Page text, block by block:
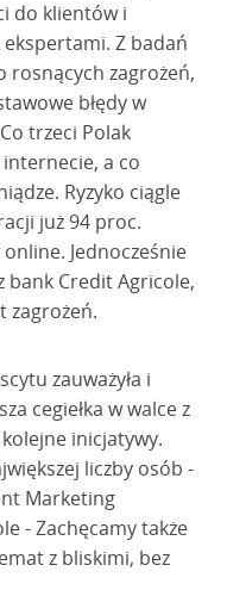
do klientów i
Z badań
rosnących zagrożeń,
błędy w
trzeci Polak
a co
Ryzyko ciągle
już 94 proc.
Jednocześnie
bank Credit Agricole,
zagrożeń.
zauważyła i
cegiełka w walce z
inicjatywy.
liczby osób -
Marketing
- Zachęcamy także
z bliskimi, bez